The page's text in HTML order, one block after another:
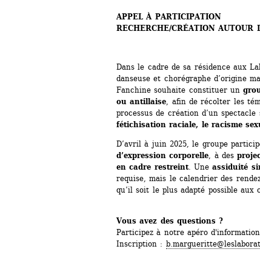
APPEL À PARTICIPATION
RECHERCHE/CRÉATION AUTOUR
Dans le cadre de sa résidence aux
danseuse et chorégraphe d’origine
Fanchine souhaite constituer un
ou antillaise , afin de récolter les
processus de création d’un
fétichisation raciale, le racisme
D’avril à juin 2025, le groupe
d’expression corporelle , à des
en cadre restreint. Une assiduité
requise, mais le calendrier des
qu’il soit le plus adapté possible aux
Vous avez des questions ?
Participez à notre apéro
Inscription :